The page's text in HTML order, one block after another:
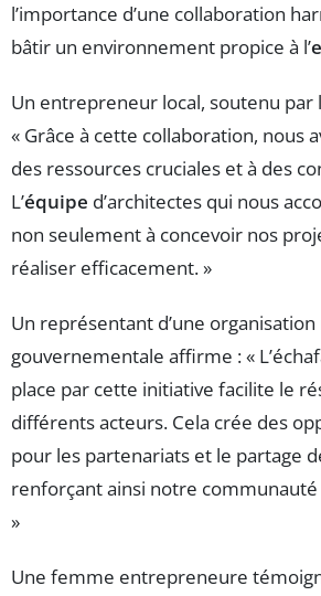
l’importance d’une collaboration
bâtir un environnement propice à l’
Un entrepreneur local, soutenu par
« Grâce à cette collaboration, nous
des ressources cruciales et à des
L’équipe d’architectes qui nous
non seulement à concevoir nos
réaliser efficacement. »
Un représentant d’une organisation
gouvernementale affirme : «
place par cette initiative facilite le
différents acteurs. Cela crée des
pour les partenariats et le partage
renforçant ainsi notre communauté
»
Une femme entrepreneure